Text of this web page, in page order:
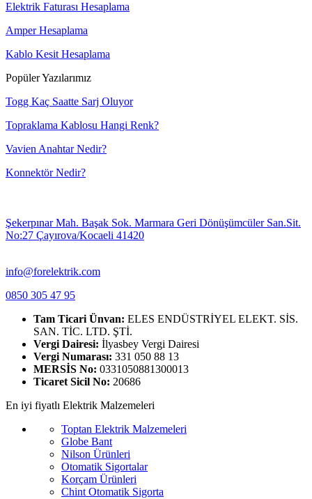
Elektrik Faturası Hesaplama
Amper Hesaplama
Kablo Kesit Hesaplama
Popüler Yazılarımız
Togg Kaç Saatte Sarj Oluyor
Topraklama Kablosu Hangi Renk?
Vavien Anahtar Nedir?
Konnektör Nedir?
Şekerpınar Mah. Başak Sok. Marmara Geri Dönüşümcüler San.Sit.
No:27 Çayırova/Kocaeli 41420
info@forelektrik.com
0850 305 47 95
Tam Ticari Ünvan: ELES ENDÜSTRİYEL ELEKT. SİS.
SAN. TİC. LTD. ŞTİ.
Vergi Dairesi: İlyasbey Vergi Dairesi
Vergi Numarası: 331 050 88 13
MERSİS No: 0331050881300013
Ticaret Sicil No: 20686
En iyi fiyatlı Elektrik Malzemeleri
Toptan Elektrik Malzemeleri
Globe Bant
Nilson Ürünleri
Otomatik Sigortalar
Korçam Ürünleri
Chint Otomatik Sigorta